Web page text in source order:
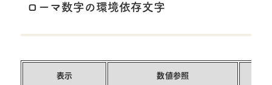
ローマ数字の環境依存文字
表示 数値参照